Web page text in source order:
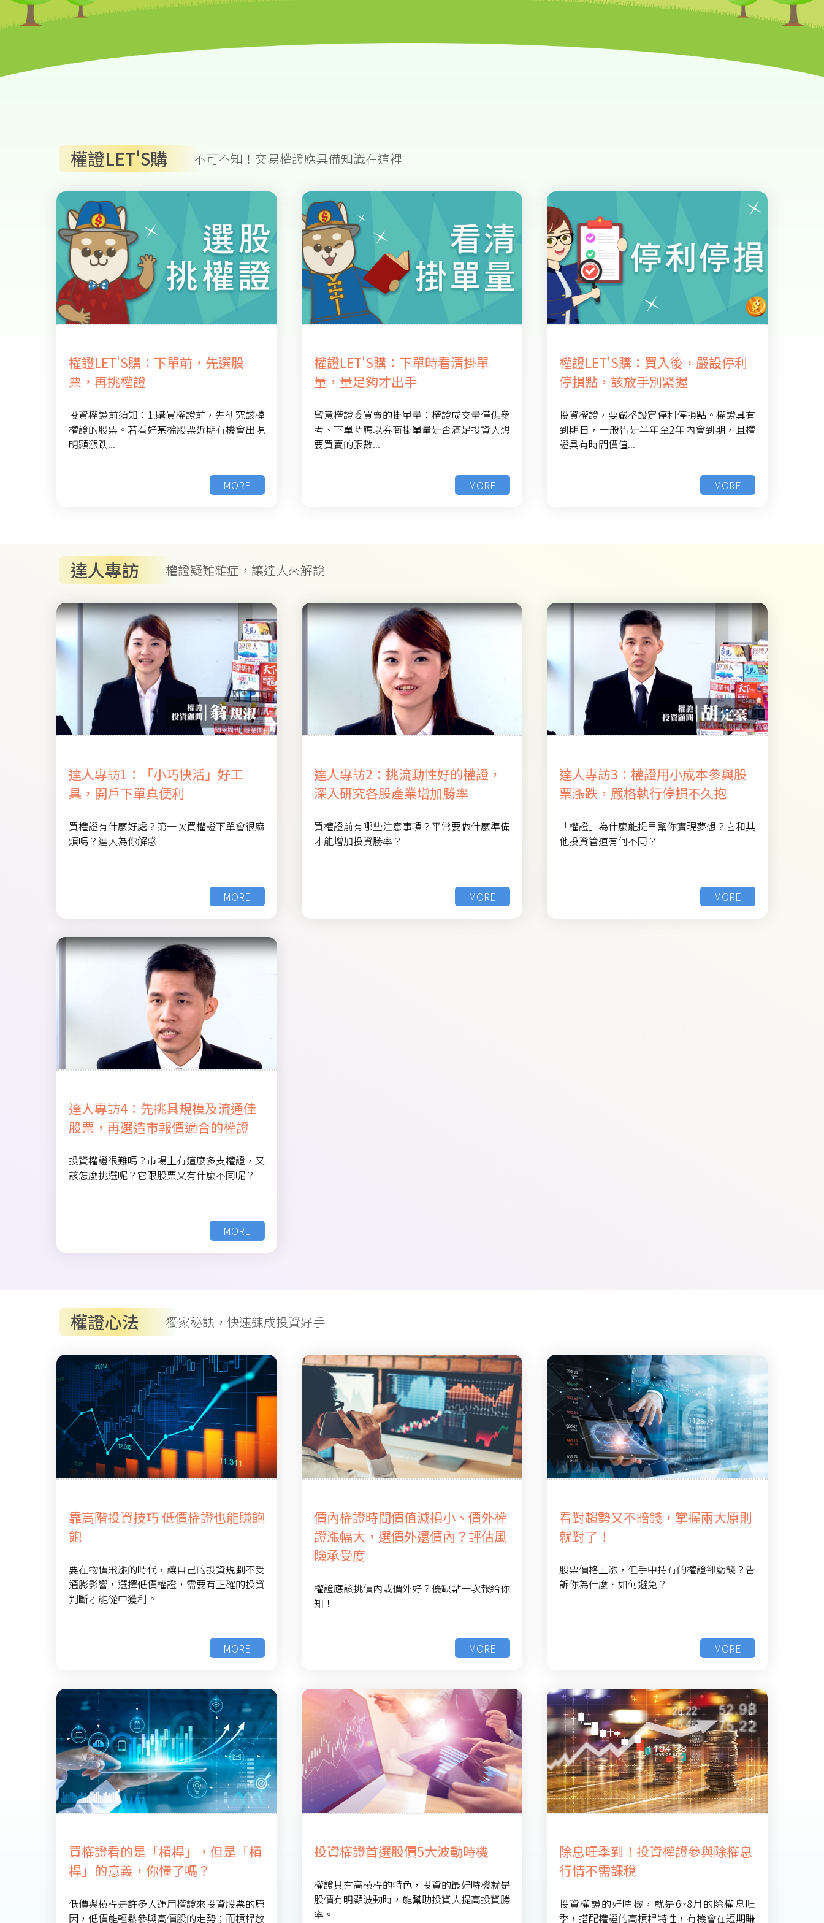
權證LET'S購 不可不知！交易權證應具備知識在這裡
權證LET'S購：下單前，先選股
票，再挑權證
投資權證前須知：1.購買權證前，先研究該檔
權證的股票。若看好某檔股票近期有機會出現
明顯漲跌...
MORE
權證LET'S購：下單時看清掛單
量，量足夠才出手
留意權證委買賣的掛單量：權證成交量僅供參
考、下單時應以券商掛單量是否滿足投資人想
要買賣的張數...
MORE
權證LET'S購：買入後，嚴設停利
停損點，該放手別緊握
投資權證，要嚴格設定停利停損點。權證具有
到期日，一般皆是半年至2年內會到期，且權
證具有時間價值...
MORE
達人專訪 權證疑難雜症，讓達人來解說
達人專訪1：「小巧快活」好工
具，開戶下單真便利
買權證有什麼好處？第一次買權證下單會很麻
煩嗎？達人為你解惑
MORE
達人專訪2：挑流動性好的權證，
深入研究各股產業增加勝率
買權證前有哪些注意事項？平常要做什麼準備
才能增加投資勝率？
MORE
達人專訪3：權證用小成本參與股
票漲跌，嚴格執行停損不久抱
「權證」為什麼能提早幫你實現夢想？它和其
他投資管道有何不同？
MORE
達人專訪4：先挑具規模及流通佳
股票，再選造市報價適合的權證
投資權證很難嗎？市場上有這麼多支權證，又
該怎麼挑選呢？它跟股票又有什麼不同呢？
MORE
權證心法 獨家秘訣，快速鍊成投資好手
靠高階投資技巧 低價權證也能賺飽
飽
要在物價飛漲的時代，讓自己的投資規劃不受
通膨影響，選擇低價權證，需要有正確的投資
判斷才能從中獲利。
MORE
價內權證時間價值減損小、價外權
證漲幅大，選價外還價內？評估風
險承受度
權證應該挑價內或價外好？優缺點一次報給你
知！
MORE
看對趨勢又不賠錢，掌握兩大原則
就對了！
股票價格上漲，但手中持有的權證卻虧錢？告
訴你為什麼、如何避免？
MORE
買權證看的是「槓桿」，但是「槓
桿」的意義，你懂了嗎？
低價與槓桿是許多人運用權證來投資股票的原
因，低價能輕鬆參與高價股的走勢；而槓桿放
投資權證首選股價5大波動時機
權證具有高槓桿的特色，投資的最好時機就是
股價有明顯波動時，能幫助投資人提高投資勝
率。
除息旺季到！投資權證參與除權息
行情不需課稅
投資權證的好時機，就是6~8月的除權息旺
季，搭配權證的高槓桿特性，有機會在短期賺